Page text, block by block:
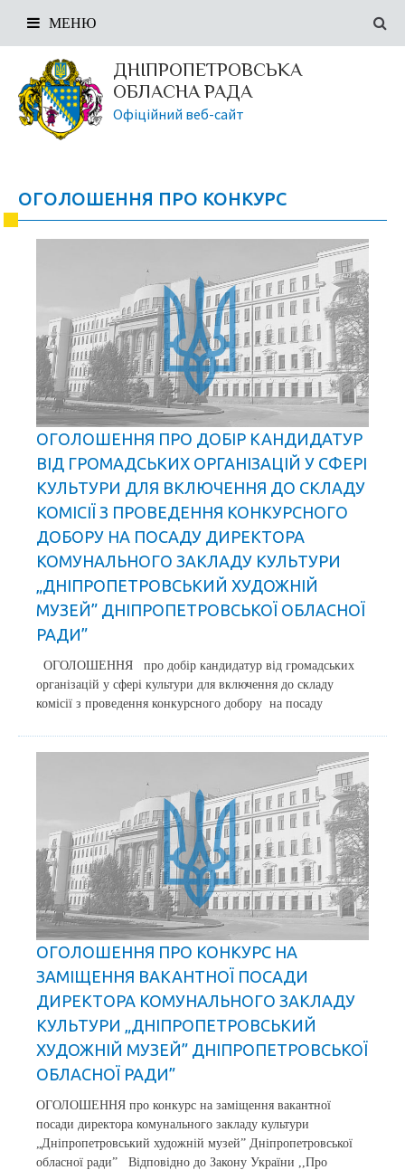
ДНІПРОПЕТРОВСЬКА
ОБЛАСНА РАДА
Офіційний веб-сайт
МЕНЮ
ОГОЛОШЕННЯ ПРО КОНКУРС
ОГОЛОШЕННЯ ПРО ДОБІР КАНДИДАТУР
ВІД ГРОМАДСЬКИХ ОРГАНІЗАЦІЙ У СФЕРІ
КУЛЬТУРИ ДЛЯ ВКЛЮЧЕННЯ ДО СКЛАДУ
КОМІСІЇ З ПРОВЕДЕННЯ КОНКУРСНОГО
ДОБОРУ НА ПОСАДУ ДИРЕКТОРА
КОМУНАЛЬНОГО ЗАКЛАДУ КУЛЬТУРИ
„ДНІПРОПЕТРОВСЬКИЙ ХУДОЖНІЙ
МУЗЕЙ” ДНІПРОПЕТРОВСЬКОЇ ОБЛАСНОЇ
РАДИ”
ОГОЛОШЕННЯ про добір кандидатур від громадських
організацій у сфері культури для включення до складу
комісії з проведення конкурсного добору на посаду
ОГОЛОШЕННЯ ПРО КОНКУРС НА
ЗАМІЩЕННЯ ВАКАНТНОЇ ПОСАДИ
ДИРЕКТОРА КОМУНАЛЬНОГО ЗАКЛАДУ
КУЛЬТУРИ „ДНІПРОПЕТРОВСЬКИЙ
ХУДОЖНІЙ МУЗЕЙ” ДНІПРОПЕТРОВСЬКОЇ
ОБЛАСНОЇ РАДИ”
ОГОЛОШЕННЯ про конкурс на заміщення вакантної
посади директора комунального закладу культури
„Дніпропетровський художній музей” Дніпропетровської
обласної ради” Відповідно до Закону України ,,Про